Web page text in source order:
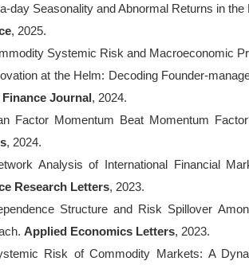
day Seasonality and Abnormal Returns in
, 2025.
Systemic Risk and Macroeconomic
at the Helm: Decoding Founder-
Journal, 2024.
Factor Momentum Beat Momentum
, 2024.
Analysis of International Financial
Research Letters, 2023.
Structure and Risk Spillover
Applied Economics Letters, 2023.
Risk of Commodity Markets: A